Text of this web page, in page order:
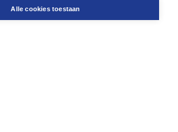
Alle cookies toestaan